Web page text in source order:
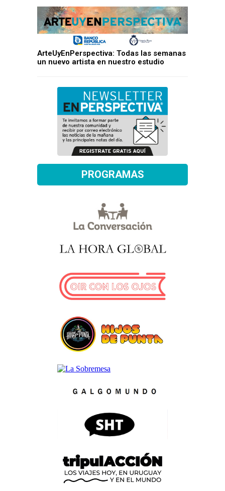
ArteUyEnPerspectiva: Todas las semanas
un nuevo artista en nuestro estudio
PROGRAMAS